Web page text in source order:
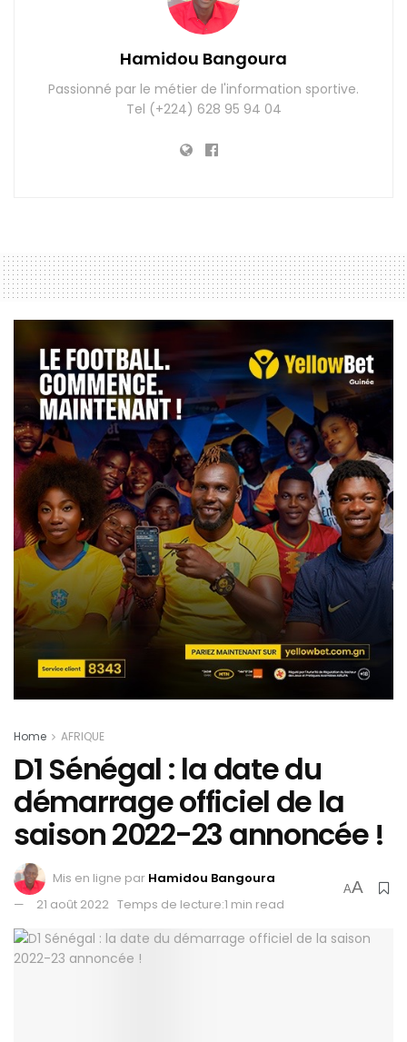
Hamidou Bangoura
Passionné par le métier de l'information sportive.
Tel (+224) 628 95 94 04
Home AFRIQUE
D1 Sénégal : la date du
démarrage officiel de la
saison 2022-23 annoncée !
Mis en ligne par Hamidou Bangoura
21 août 2022 Temps de lecture:1 min read
AA